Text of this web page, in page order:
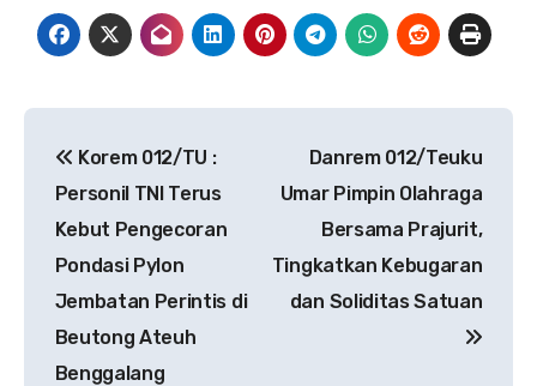
pos
Korem 012/TU :
Personil TNI Terus
Kebut Pengecoran
Pondasi Pylon
Jembatan Perintis di
Beutong Ateuh
Benggalang
Danrem 012/Teuku
Umar Pimpin Olahraga
Bersama Prajurit,
Tingkatkan Kebugaran
dan Soliditas Satuan